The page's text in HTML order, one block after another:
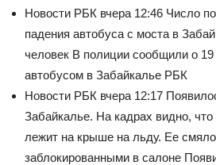
Новости РБК вчера 12:46 Число
падения автобуса с моста в
человек В полиции сообщили о
автобусом в Забайкалье РБК
Новости РБК вчера 12:17
Забайкалье. На кадрах видно,
лежит на крыше на льду. Ее
заблокированными в салоне